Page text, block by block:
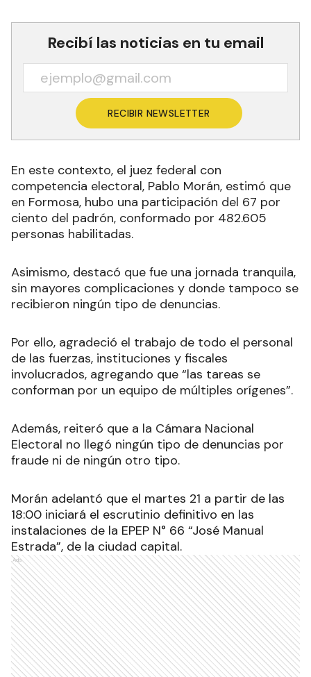
Recibí las noticias en tu email
RECIBIR NEWSLETTER
En este contexto, el juez federal con
competencia electoral, Pablo Morán, estimó que
en Formosa, hubo una participación del 67 por
ciento del padrón, conformado por 482.605
personas habilitadas.
Asimismo, destacó que fue una jornada tranquila,
sin mayores complicaciones y donde tampoco se
recibieron ningún tipo de denuncias.
Por ello, agradeció el trabajo de todo el personal
de las fuerzas, instituciones y fiscales
involucrados, agregando que “las tareas se
conforman por un equipo de múltiples orígenes”.
Además, reiteró que a la Cámara Nacional
Electoral no llegó ningún tipo de denuncias por
fraude ni de ningún otro tipo.
Morán adelantó que el martes 21 a partir de las
18:00 iniciará el escrutinio definitivo en las
instalaciones de la EPEP N° 66 “José Manual
Estrada”, de la ciudad capital.
Ads